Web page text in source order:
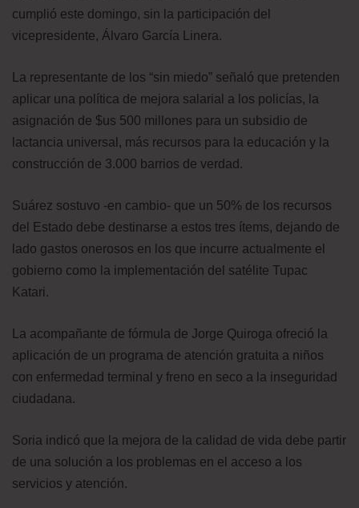
cumplió este domingo, sin la participación del
vicepresidente, Álvaro García Linera.
La representante de los “sin miedo” señaló que pretenden
aplicar una política de mejora salarial a los policías, la
asignación de $us 500 millones para un subsidio de
lactancia universal, más recursos para la educación y la
construcción de 3.000 barrios de verdad.
Suárez sostuvo -en cambio- que un 50% de los recursos
del Estado debe destinarse a estos tres ítems, dejando de
lado gastos onerosos en los que incurre actualmente el
gobierno como la implementación del satélite Tupac
Katari.
La acompañante de fórmula de Jorge Quiroga ofreció la
aplicación de un programa de atención gratuita a niños
con enfermedad terminal y freno en seco a la inseguridad
ciudadana.
Soria indicó que la mejora de la calidad de vida debe partir
de una solución a los problemas en el acceso a los
servicios y atención.